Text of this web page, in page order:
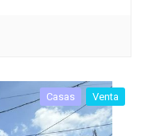
Casas Venta